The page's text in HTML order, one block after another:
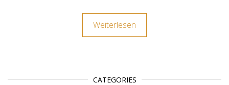
Weiterlesen
CATEGORIES